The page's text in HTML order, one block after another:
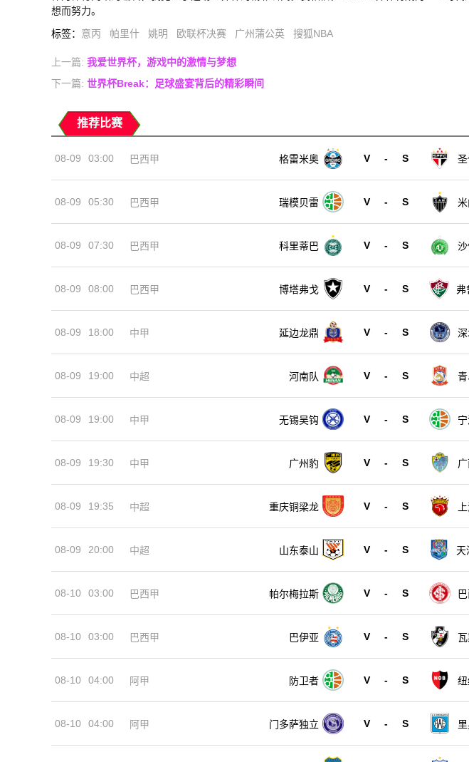
想而努力。
标签： 意丙 帕里什 姚明 欧联杯决赛 广州蒲公英 搜狐NBA
上一篇: 我爱世界杯，游戏中的激情与梦想
下一篇: 世界杯Break：足球盛宴背后的精彩瞬间
推荐比赛
08-09 03:00 巴西甲 格雷米奥 V - S
08-09 05:30 巴西甲 瑞模贝雷 V - S
08-09 07:30 巴西甲 科里蒂巴 V - S
08-09 08:00 巴西甲 博塔弗戈 V - S 弗
08-09 18:00 中甲 延边龙鼎 V - S
08-09 19:00 中超 河南队 V - S
08-09 19:00 中甲 无锡吴钩 V - S
08-09 19:30 中甲 广州豹 V - S
08-09 19:35 中超 重庆铜梁龙 V - S
08-09 20:00 中超 山东泰山 V - S 天
08-10 03:00 巴西甲 帕尔梅拉斯 V - S
08-10 03:00 巴西甲 巴伊亚 V - S
08-10 04:00 阿甲 防卫者 V - S
08-10 04:00 阿甲 门多萨独立 V - S